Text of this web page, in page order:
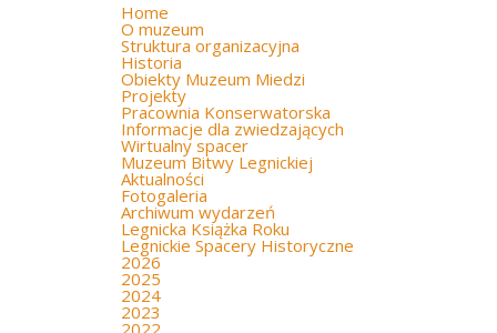
Home
O muzeum
Struktura organizacyjna
Historia
Obiekty Muzeum Miedzi
Projekty
Pracownia Konserwatorska
Informacje dla zwiedzających
Wirtualny spacer
Muzeum Bitwy Legnickiej
Aktualności
Fotogaleria
Archiwum wydarzeń
Legnicka Książka Roku
Legnickie Spacery Historyczne
2026
2025
2024
2023
2022